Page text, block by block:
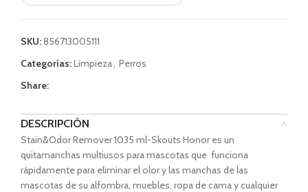
SKU:856713005111
Categorías:Limpieza, Perros
Share:
DESCRIPCIÓN
Stain&Odor Remover 1035 ml-Skouts Honor es un
quitamanchas multiusos para mascotas que funciona
rápidamente para eliminar el olor y las manchas de las
mascotas de su alfombra, muebles, ropa de cama y cualquier